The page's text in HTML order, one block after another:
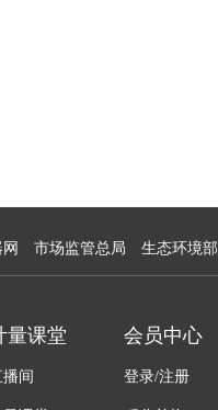
市场监管总局 生态环境部
量课堂
播间
会员中心
登录/注册